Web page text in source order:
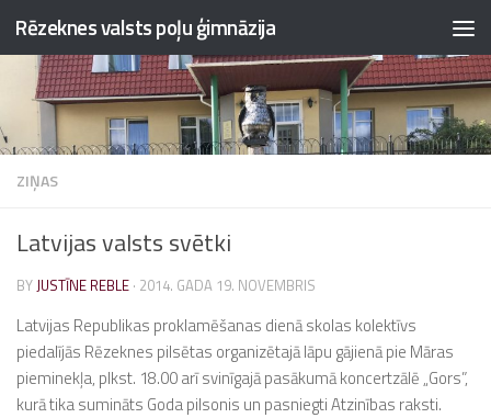
Skip to content
Rēzeknes valsts poļu ģimnāzija
ZIŅAS
Latvijas valsts svētki
BYJUSTĪNE REBLE · 2014. GADA 19. NOVEMBRIS
Latvijas Republikas proklamēšanas dienā skolas kolektīvs
piedalījās Rēzeknes pilsētas organizētajā lāpu gājienā pie Māras
pieminekļa, plkst. 18.00 arī svinīgajā pasākumā koncertzālē „Gors”,
kurā tika sumināts Goda pilsonis un pasniegti Atzinības raksti.